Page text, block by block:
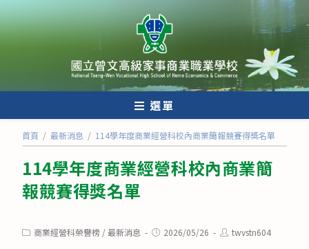
跳
轉
至
內
選單
首頁 / 最新消息 / 114學年度商業經營科校內商業簡報競賽得獎名單
114學年度商業經營科校內商業簡
報競賽得獎名單
Post商業經營科榮譽榜 /最新消息
Post2026/05/26
Posttwvstn604